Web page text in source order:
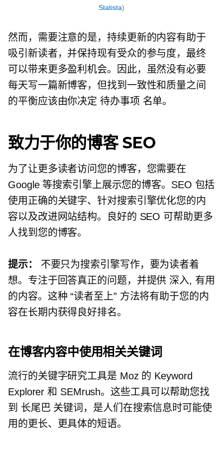
Statista)
然而，需要注意的是，持续更新的内容有助于
吸引新读者，并保持现有受众的参与度，最终
可以带来更多盈利机会。因此，虽然没有必要
每天写一篇新博客，但找到一致性和质量之间
的平衡应该由你决定 待办事项 名单。
致力于你的博客 SEO
为了让更多读者访问您的博客，您需要在
Google 等搜索引擎上展示您的博客。SEO 包括
使用正确的关键字、针对搜索引擎优化您的内
容以及改进网站结构。良好的 SEO 可帮助更多
人找到您的博客。
提示：
不要只为搜索引擎写作，要为读者着
想。专注于回答真正的问题，并提供 深入, 有用
的内容。这种“读者至上” 方法将有助于您的内
容在长期内获得良好排名。
在博客内容中使用相关关键词
流行的关键字研究工具是 Moz 的 Keyword
Explorer 和 SEMrush。这些工具可以帮助您找
到 长尾巴 关键词，是人们在搜索信息时可能使
用的更长、更具体的短语。